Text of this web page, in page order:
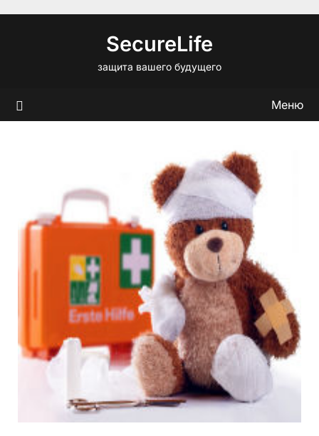
SecureLife
защита вашего будущего
Меню